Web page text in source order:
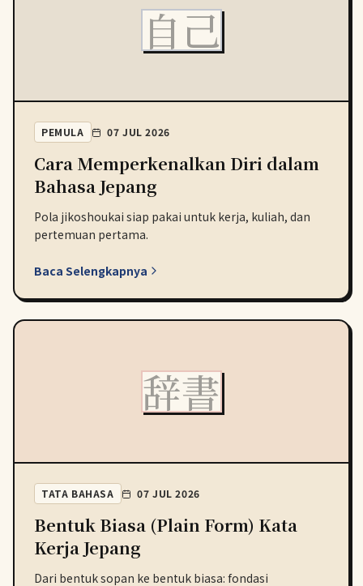
自己
PEMULA 07 JUL 2026
Cara Memperkenalkan Diri dalam
Bahasa Jepang
Pola jikoshoukai siap pakai untuk kerja, kuliah, dan
pertemuan pertama.
Baca Selengkapnya
辞書
TATA BAHASA 07 JUL 2026
Bentuk Biasa (Plain Form) Kata
Kerja Jepang
Dari bentuk sopan ke bentuk biasa: fondasi